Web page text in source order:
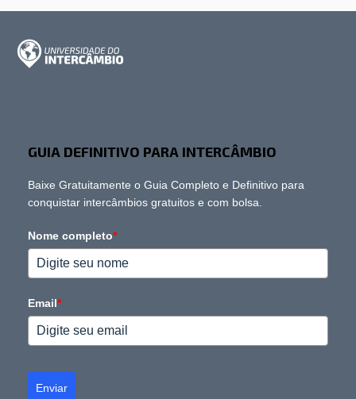
GUIA DEFINITIVO PARA INTERCÂMBIO
Baixe Gratuitamente o Guia Completo e Definitivo para
conquistar intercâmbios gratuitos e com bolsa.
Nome completo*
Email*
Enviar